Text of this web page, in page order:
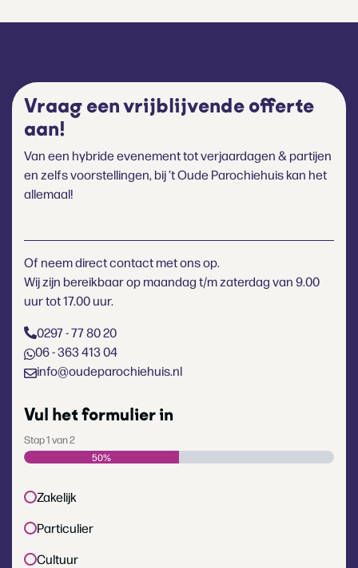
Vraag een vrijblijvende offerte
aan!
Van een hybride evenement tot verjaardagen & partijen
en zelfs voorstellingen, bij ’t Oude Parochiehuis kan het
allemaal!
Of neem direct contact met ons op.
Wij zijn bereikbaar op maandag t/m zaterdag van 9.00
uur tot 17.00 uur.
0297 - 77 80 20
06 - 363 413 04
info@oudeparochiehuis.nl
Vul het formulier in
Stap1van2
50%
TypeZakelijk
Particulier
Cultuur